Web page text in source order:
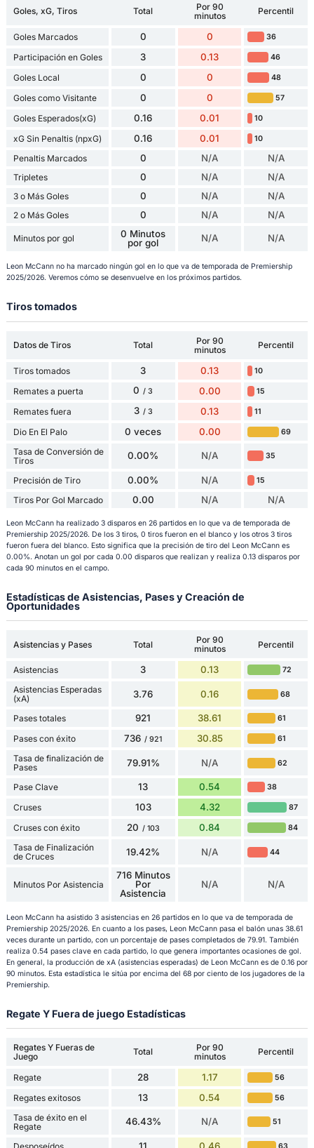
Goles, xG, Tiros Total
Por 90
minutos
Percentil
Goles Marcados 0 0 36
Participación en Goles 3 0.13 46
Goles Local 0 0 48
Goles como Visitante 0 0 57
Goles Esperados(xG) 0.16 0.01 10
xG Sin Penaltis (npxG) 0.16 0.01 10
Penaltis Marcados 0 N/A N/A
Tripletes 0 N/A N/A
3 o Más Goles 0 N/A N/A
2 o Más Goles 0 N/A N/A
Minutos por gol
0 Minutos
por gol
N/A N/A
Leon McCann no ha marcado ningún gol en lo que va de temporada de Premiership
2025/2026. Veremos cómo se desenvuelve en los próximos partidos.
Tiros tomados
Datos de Tiros Total
Por 90
minutos
Percentil
Tiros tomados 3 0.13 10
Remates a puerta 0 / 3 0.00 15
Remates fuera 3 / 3 0.13 11
Dio En El Palo 0 veces 0.00 69
Tasa de Conversión de
Tiros
0.00% N/A 35
Precisión de Tiro 0.00% N/A 15
Tiros Por Gol Marcado 0.00 N/A N/A
Leon McCann ha realizado 3 disparos en 26 partidos en lo que va de temporada de
Premiership 2025/2026. De los 3 tiros, 0 tiros fueron en el blanco y los otros 3 tiros
fueron fuera del blanco. Esto significa que la precisión de tiro del Leon McCann es
0.00%. Anotan un gol por cada 0.00 disparos que realizan y realiza 0.13 disparos por
cada 90 minutos en el campo.
Estadísticas de Asistencias, Pases y Creación de
Oportunidades
Asistencias y Pases Total
Por 90
minutos
Percentil
Asistencias 3 0.13 72
Asistencias Esperadas
(xA)
3.76 0.16 68
Pases totales 921 38.61 61
Pases con éxito 736 / 921 30.85 61
Tasa de finalización de
Pases
79.91% N/A 62
Pase Clave 13 0.54 38
Cruses 103 4.32 87
Cruses con éxito 20 / 103 0.84 84
Tasa de Finalización
de Cruces
19.42% N/A 44
Minutos Por Asistencia
716 Minutos
Por
Asistencia
N/A N/A
Leon McCann ha asistido 3 asistencias en 26 partidos en lo que va de temporada de
Premiership 2025/2026. En cuanto a los pases, Leon McCann pasa el balón unas 38.61
veces durante un partido, con un porcentaje de pases completados de 79.91. También
realiza 0.54 pases clave en cada partido, lo que genera importantes ocasiones de gol.
En general, la producción de xA (asistencias esperadas) de Leon McCann es de 0.16 por
90 minutos. Esta estadística le sitúa por encima del 68 por ciento de los jugadores de la
Premiership.
Regate Y Fuera de juego Estadísticas
Regates Y Fueras de
Juego
Total
Por 90
minutos
Percentil
Regate 28 1.17 56
Regates exitosos 13 0.54 56
Tasa de éxito en el
Regate
46.43% N/A 51